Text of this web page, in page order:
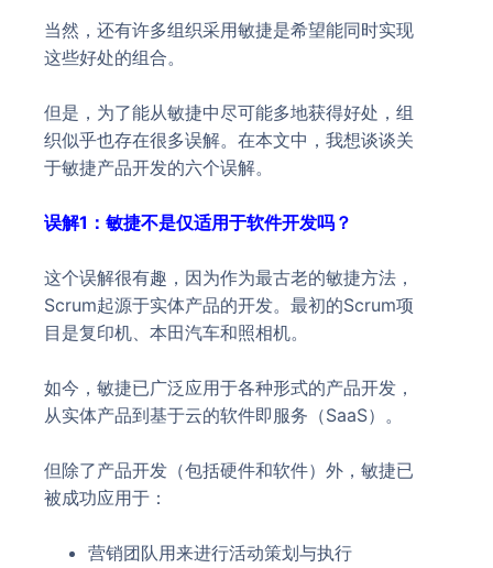
当然，还有许多组织采用敏捷是希望能同时实现
这些好处的组合。
但是，为了能从敏捷中尽可能多地获得好处，组
织似乎也存在很多误解。在本文中，我想谈谈关
于敏捷产品开发的六个误解。
误解1：敏捷不是仅适用于软件开发吗？
这个误解很有趣，因为作为最古老的敏捷方法，
Scrum起源于实体产品的开发。最初的Scrum项
目是复印机、本田汽车和照相机。
如今，敏捷已广泛应用于各种形式的产品开发，
从实体产品到基于云的软件即服务（SaaS）。
但除了产品开发（包括硬件和软件）外，敏捷已
被成功应用于：
营销团队用来进行活动策划与执行